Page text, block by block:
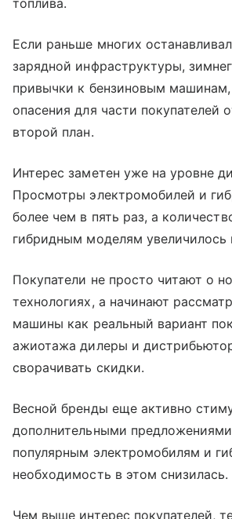
Если раньше многих
зарядной инфраструктуры,
привычки к бензиновым машинам,
опасения для части покупателей
второй план.
Интерес заметен уже на уровне
Просмотры электромобилей и
более чем в пять раз, а
гибридным моделям увеличилось
Покупатели не просто читают о
технологиях, а начинают
машины как реальный вариант
ажиотажа дилеры и
сворачивать скидки.
Весной бренды еще активно
дополнительными
популярным электромобилям и
необходимость в этом снизилась.
Чем выше интерес покупателей,